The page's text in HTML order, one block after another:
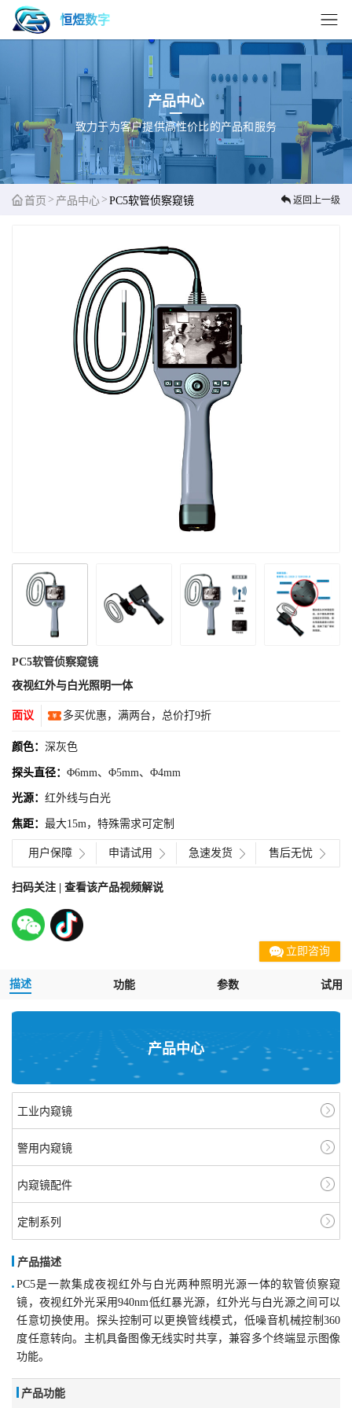
恒煜数字
产品中心
致力于为客户提供高性价比的产品和服务
首页 > 产品中心 > PC5软管侦察窥镜 返回上一级
PC5软管侦察窥镜
夜视红外与白光照明一体
面议 多买优惠，满两台，总价打9折
颜色： 深灰色
探头直径： Φ6mm、Φ5mm、Φ4mm
光源： 红外线与白光
焦距： 最大15m，特殊需求可定制
用户保障 申请试用 急速发货 售后无忧
扫码关注 | 查看该产品视频解说
立即咨询
描述 功能 参数 试用
产品中心
工业内窥镜
警用内窥镜
内窥镜配件
定制系列
产品描述
PC5是一款集成夜视红外与白光两种照明光源一体的软管侦察窥
镜，夜视红外光采用940nm低红暴光源，红外光与白光源之间可以
任意切换使用。探头控制可以更换管线模式，低噪音机械控制360
度任意转向。主机具备图像无线实时共享，兼容多个终端显示图像
功能。
产品功能